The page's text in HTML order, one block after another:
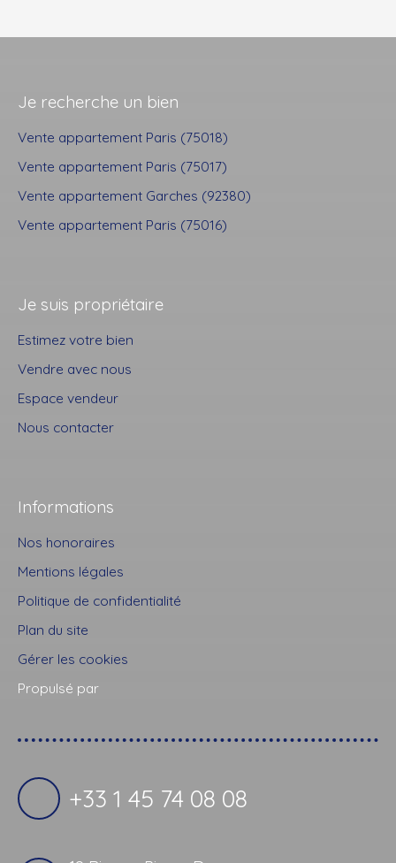
Je recherche un bien
Vente appartement Paris (75018)
Vente appartement Paris (75017)
Vente appartement Garches (92380)
Vente appartement Paris (75016)
Je suis propriétaire
Estimez votre bien
Vendre avec nous
Espace vendeur
Nous contacter
Informations
Nos honoraires
Mentions légales
Politique de confidentialité
Plan du site
Gérer les cookies
Propulsé par
+33 1 45 74 08 08